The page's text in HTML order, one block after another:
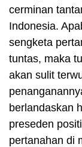
cerminan
Indonesia.
sengketa
tuntas, maka
akan sulit
berlandaskan
preseden
pertanahan di